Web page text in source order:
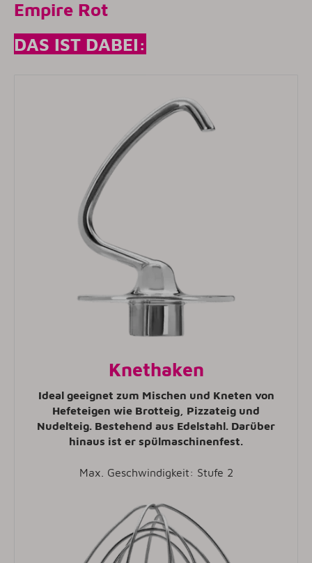
Empire Rot
DAS IST DABEI:
Knethaken
Ideal geeignet zum Mischen und Kneten von
Hefeteigen wie Brotteig, Pizzateig und
Nudelteig. Bestehend aus Edelstahl. Darüber
hinaus ist er spülmaschinenfest.
Max. Geschwindigkeit: Stufe 2